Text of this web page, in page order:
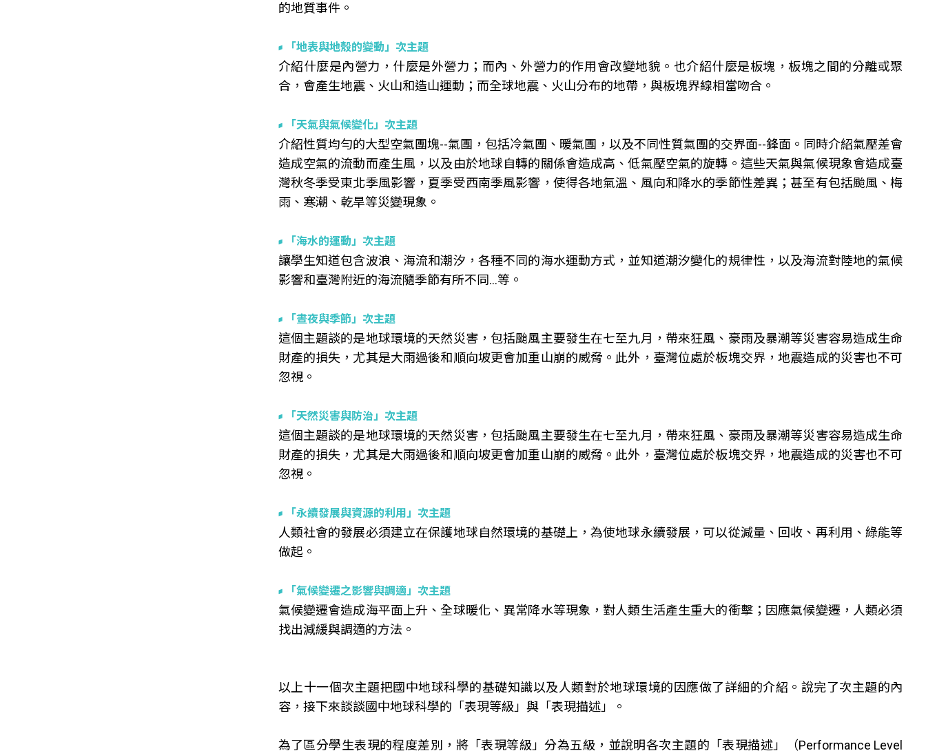
的地質事件。
「地表與地殼的變動」次主題
介紹什麼是內營力，什麼是外營力；而內、外營力的作用會改變地貌。也介紹什麼是板塊，板塊之間的分離或聚
合，會產生地震、火山和造山運動；而全球地震、火山分布的地帶，與板塊界線相當吻合。
「天氣與氣候變化」次主題
介紹性質均勻的大型空氣團塊--氣團，包括冷氣團、暖氣團，以及不同性質氣團的交界面--鋒面。同時介紹氣壓差會
造成空氣的流動而產生風，以及由於地球自轉的關係會造成高、低氣壓空氣的旋轉。這些天氣與氣候現象會造成臺
灣秋冬季受東北季風影響，夏季受西南季風影響，使得各地氣溫、風向和降水的季節性差異；甚至有包括颱風、梅
雨、寒潮、乾旱等災變現象。
「海水的運動」次主題
讓學生知道包含波浪、海流和潮汐，各種不同的海水運動方式，並知道潮汐變化的規律性，以及海流對陸地的氣候
影響和臺灣附近的海流隨季節有所不同…等。
「晝夜與季節」次主題
這個主題談的是地球環境的天然災害，包括颱風主要發生在七至九月，帶來狂風、豪雨及暴潮等災害容易造成生命
財產的損失，尤其是大雨過後和順向坡更會加重山崩的威脅。此外，臺灣位處於板塊交界，地震造成的災害也不可
忽視。
「天然災害與防治」次主題
這個主題談的是地球環境的天然災害，包括颱風主要發生在七至九月，帶來狂風、豪雨及暴潮等災害容易造成生命
財產的損失，尤其是大雨過後和順向坡更會加重山崩的威脅。此外，臺灣位處於板塊交界，地震造成的災害也不可
忽視。
「永續發展與資源的利用」次主題
人類社會的發展必須建立在保護地球自然環境的基礎上，為使地球永續發展，可以從減量、回收、再利用、綠能等
做起。
「氣候變遷之影響與調適」次主題
氣候變遷會造成海平面上升、全球暖化、異常降水等現象，對人類生活產生重大的衝擊；因應氣候變遷，人類必須
找出減緩與調適的方法。
以上十一個次主題把國中地球科學的基礎知識以及人類對於地球環境的因應做了詳細的介紹。說完了次主題的內
容，接下來談談國中地球科學的「表現等級」與「表現描述」。
為了區分學生表現的程度差別，將「表現等級」分為五級，並說明各次主題的「表現描述」（Performance Level